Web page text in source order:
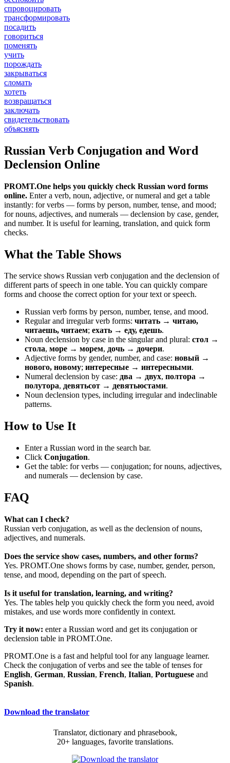
спровоцировать
трансформировать
посадить
говориться
поменять
учить
порождать
закрываться
сломать
хотеть
возвращаться
заключать
свидетельствовать
объяснять
Russian Verb Conjugation and Word
Declension Online
PROMT.One helps you quickly check Russian word forms
online. Enter a verb, noun, adjective, or numeral and get a table
instantly: for verbs — forms by person, number, tense, and mood;
for nouns, adjectives, and numerals — declension by case, gender,
and number. It is useful for learning, translation, and quick form
checks.
What the Table Shows
The service shows Russian verb conjugation and the declension of
different parts of speech in one table. You can quickly compare
forms and choose the correct option for your text or speech.
Russian verb forms by person, number, tense, and mood.
Regular and irregular verb forms: читать → читаю,
читаешь, читаем; ехать → еду, едешь.
Noun declension by case in the singular and plural: стол →
стола, море → морем, дочь → дочери.
Adjective forms by gender, number, and case: новый →
нового, новому; интересные → интересными.
Numeral declension by case: два → двух, полтора →
полутора, девятьсот → девятьюстами.
Noun declension types, including irregular and indeclinable
patterns.
How to Use It
Enter a Russian word in the search bar.
Click Conjugation.
Get the table: for verbs — conjugation; for nouns, adjectives,
and numerals — declension by case.
FAQ
What can I check?
Russian verb conjugation, as well as the declension of nouns,
adjectives, and numerals.
Does the service show cases, numbers, and other forms?
Yes. PROMT.One shows forms by case, number, gender, person,
tense, and mood, depending on the part of speech.
Is it useful for translation, learning, and writing?
Yes. The tables help you quickly check the form you need, avoid
mistakes, and use words more confidently in context.
Try it now: enter a Russian word and get its conjugation or
declension table in PROMT.One.
PROMT.One is a fast and helpful tool for any language learner.
Check the conjugation of verbs and see the table of tenses for
English, German, Russian, French, Italian, Portuguese and
Spanish.
Download the translator
Translator, dictionary and phrasebook,
20+ languages, favorite translations.